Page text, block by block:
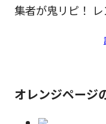
集者が鬼リピ！
オレンジページ